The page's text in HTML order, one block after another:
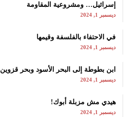
إسرائيل… ومشروعية المقاومة
ديسمبر 1, 2024
في الاحتفاء بالفلسفة وقيمها
ديسمبر 1, 2024
ابن بطوطة إلى البحر الأسود وبحر قزوين
ديسمبر 1, 2024
هيدي مش مزبلة أبوك!
ديسمبر 1, 2024